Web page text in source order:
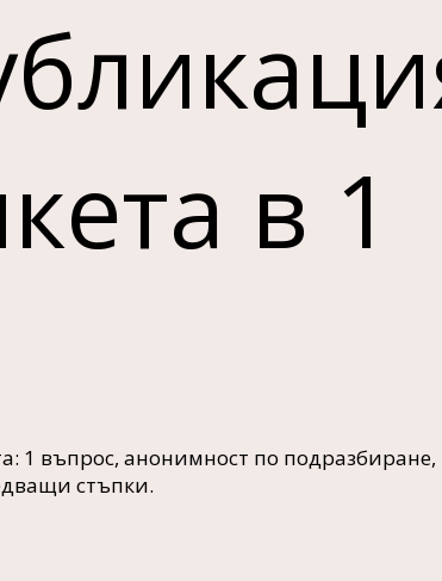
в 1
1 въпрос, анонимност по подразбиране,
стъпки.